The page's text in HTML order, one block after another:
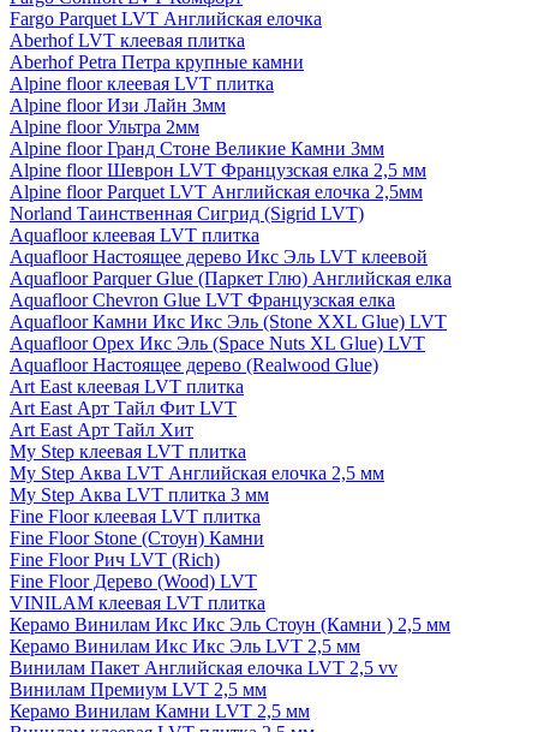
Fargo Parquet LVT Английская елочка
Aberhof LVT клеевая плитка
Aberhof Petra Петра крупные камни
Alpine floor клеевая LVT плитка
Alpine floor Изи Лайн 3мм
Alpine floor Ультра 2мм
Alpine floor Гранд Стоне Великие Камни 3мм
Alpine floor Шеврон LVT Французская елка 2,5 мм
Alpine floor Parquet LVT Английская елочка 2,5мм
Norland Таинственная Сигрид (Sigrid LVT)
Aquafloor клеевая LVT плитка
Aquafloor Настоящее дерево Икс Эль LVT клеевой
Aquafloor Parquer Glue (Паркет Глю) Английская елка
Aquafloor Chevron Glue LVT Французская елка
Aquafloor Камни Икс Икс Эль (Stone XXL Glue) LVT
Aquafloor Орех Икс Эль (Space Nuts XL Glue) LVT
Aquafloor Настоящее дерево (Realwood Glue)
Art East клеевая LVT плитка
Art East Арт Тайл Фит LVT
Art East Арт Тайл Хит
My Step клеевая LVT плитка
My Step Аква LVT Английская елочка 2,5 мм
My Step Аква LVT плитка 3 мм
Fine Floor клеевая LVT плитка
Fine Floor Stone (Стоун) Камни
Fine Floor Рич LVT (Rich)
Fine Floor Дерево (Wood) LVT
VINILAM клеевая LVT плитка
Керамо Винилам Икс Икс Эль Стоун (Камни ) 2,5 мм
Керамо Винилам Икс Икс Эль LVT 2,5 мм
Винилам Пакет Английская елочка LVT 2,5 vv
Винилам Премиум LVT 2,5 мм
Керамо Винилам Камни LVT 2,5 мм